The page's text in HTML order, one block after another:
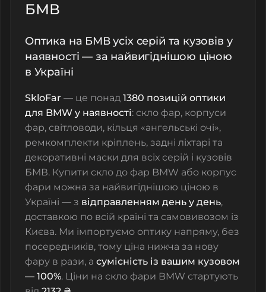
БМВ
Оптика на БМВ усіх серій та кузовів у
наявності — за найвигіднішою ціною
в Україні
SkloFar — це понад 1380 позицій оптики
для BMW у наявності: скло фар, корпуси
фар, світловоди, кільця «ангельські очі»,
ремкомплекти кріплень, задні ліхтарі та
декоративні маски для всіх серій і кузовів
БМВ. Купити скло до фар BMW або корпус
фари можна за найвигіднішою ціною в
Україні — з відправленням день у день,
доставкою по всій країні та самовивозом із
Києва. Ми імпортуємо оптику напряму, без
посередників, тому ціна нижча за нову
фару в рази, а сумісність із вашим кузовом
— 100%. Ціни на скло фари BMW стартують